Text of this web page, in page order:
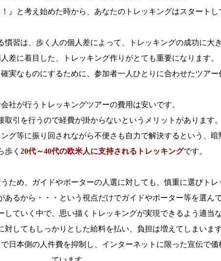
』と考え始めた時から、あなたのトレッキングはスタートし
習は、歩く人の個人差によって、トレッキングの成功に大
差に着目した、トレッキング作りがとても重要になります。
実なものにするために、参加者一人ひとりに合わせたツアー
社が行うトレッキングツアーの費用は安いです。
取引を行うので経費が掛からないというメリットがあります。
グ等に振り回されながら不便さも自力で解決するという、暗
歩く 20代～40代の欧米人に支持されるトレッキングです。
ため、ガイドやポーターの人選に対しても、慎重に選びトレ
るから・・・という視点だけでガイドやポーター等を選んで
ていく中で、思い描くトレッキングが実現できるよう適当
対してもしっかりとした給料を払い、負担は増えてしまいます
日本側の人件費を抑制し、インターネットに限った宣伝で